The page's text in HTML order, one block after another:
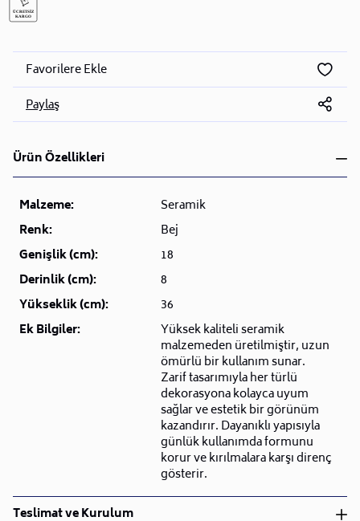
Favorilere Ekle
Paylaş
Ürün Özellikleri
Malzeme:
Seramik
Renk:
Bej
Genişlik (cm):
18
Derinlik (cm):
8
Yükseklik (cm):
36
Ek Bilgiler:
Yüksek kaliteli seramik
malzemeden üretilmiştir, uzun
ömürlü bir kullanım sunar.
Zarif tasarımıyla her türlü
dekorasyona kolayca uyum
sağlar ve estetik bir görünüm
kazandırır. Dayanıklı yapısıyla
günlük kullanımda formunu
korur ve kırılmalara karşı direnç
gösterir.
Teslimat ve Kurulum